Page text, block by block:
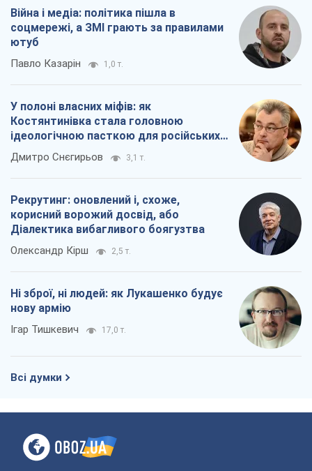
Війна і медіа: політика пішла в
соцмережі, а ЗМІ грають за правилами
ютуб
Павло Казарін 1,0 т.
У полоні власних міфів: як
Костянтинівка стала головною
ідеологічною пасткою для російських
окупантів
Дмитро Снєгирьов 3,1 т.
Рекрутинг: оновлений і, схоже,
корисний ворожий досвід, або
Діалектика вибагливого боягузтва
Олександр Кірш 2,5 т.
Ні зброї, ні людей: як Лукашенко будує
нову армію
Ігар Тишкевич 17,0 т.
Всі думки